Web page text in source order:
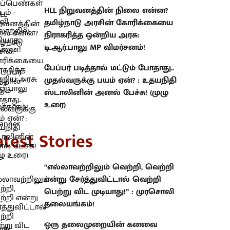
HLL நிறுவனத்தின் நிலை என்ன?
தமிழ்நாடு அரசின் கோரிக்கையை
நிராகரித்த ஒன்றிய அரசு:
டி.ஆர்.பாலு MP விமர்சனம்!
பேப்பர் படித்தால் மட்டும் போதாது..
முதல்வருக்கு பயம் ஏன்? : உதயநிதி
ஸ்டாலினின் அனல் பேச்சு! (முழு
உரை)
Stories
“எல்லாவற்றிலும் வெற்றி, வெற்றி
என்று சேர்த்துவிட்டால் வெற்றி
பெற்று விட முடியாது!” : முரசொலி
தலையங்கம்!
ஒரு தலைமுறையின் கனவை